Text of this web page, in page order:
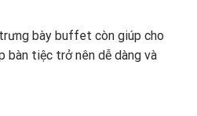
bày buffet còn giúp cho
bàn tiệc trở nên dễ dàng và